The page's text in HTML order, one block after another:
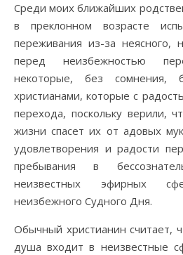
Среди моих ближайших
в преклонном возрасте
переживания из-за неясного,
перед неизбежностью
некоторые, без сомнения,
христианами, которые с
перехода, поскольку верили,
жизни спасет их от адовых
удовлетворения и радости
пребывания в
неизвестных эфирных
неизбежного Судного Дня.
Обычный христианин считает,
душа входит в неизвестные